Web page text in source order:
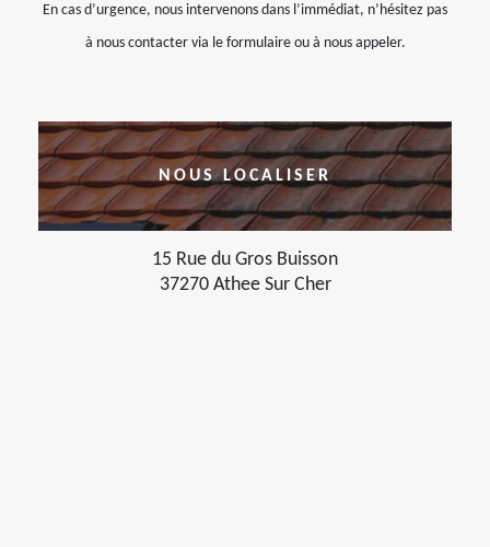
En cas d’urgence, nous intervenons dans l’immédiat, n’hésitez pas
à nous contacter via le formulaire ou à nous appeler.
NOUS LOCALISER
15 Rue du Gros Buisson
37270 Athee Sur Cher